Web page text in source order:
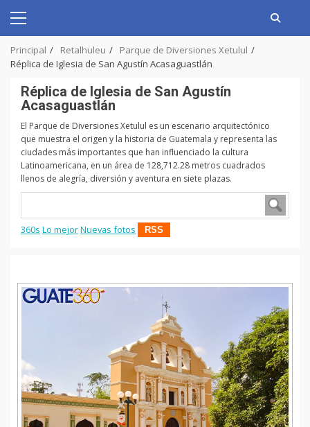
content
Primary
Principal Retalhuleu
Parque de Diversiones Xetulul
Réplica de Iglesia de San Agustín Acasaguastlán
Réplica de Iglesia de San Agustín
Acasaguastlán
El Parque de Diversiones Xetulul es un escenario arquitectónico
que muestra el origen y la historia de Guatemala y representa las
ciudades más importantes que han influenciado la cultura
Latinoamericana, en un área de 128,712.28 metros cuadrados
llenos de alegría, diversión y aventura en siete plazas.
360s Lo mejorNuevas fotos RSS